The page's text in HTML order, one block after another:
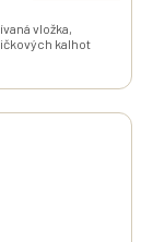
vložka,
kalhot